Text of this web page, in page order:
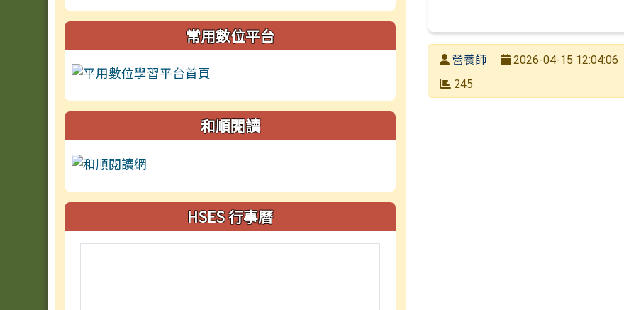
常用數位平台
和順閱讀
HSES 行事曆
發布者營養師
發布日期
2026-04-15 12:04:06
瀏覽次數
245